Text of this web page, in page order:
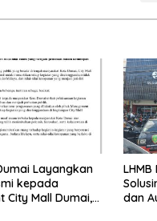
Layangkan
kepada
City Mall Dumai,
dan